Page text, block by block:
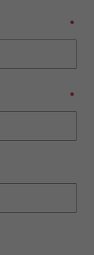
*
*